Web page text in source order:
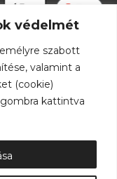
védelmét
szabott
valamint a
(cookie)
kattintva